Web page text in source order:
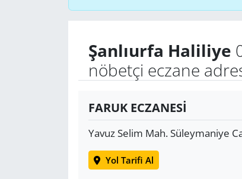
Şanlıurfa Haliliye
nöbetçi eczane
FARUK ECZANESİ
Yavuz Selim Mah. Süleymaniye
Yol Tarifi Al